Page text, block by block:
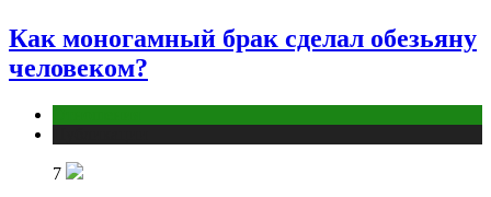
Как моногамный брак сделал обезьяну
человеком?
7